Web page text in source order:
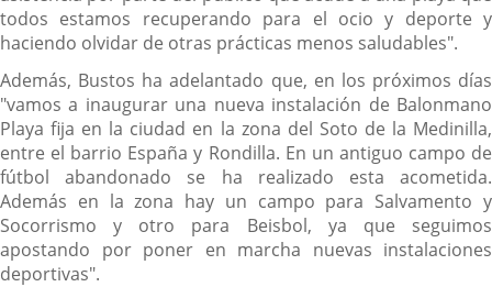
todos estamos recuperando para el ocio y deporte y
haciendo olvidar de otras prácticas menos saludables".
Además, Bustos ha adelantado que, en los próximos días
"vamos a inaugurar una nueva instalación de Balonmano
Playa fija en la ciudad en la zona del Soto de la Medinilla,
entre el barrio España y Rondilla. En un antiguo campo de
fútbol abandonado se ha realizado esta acometida.
Además en la zona hay un campo para Salvamento y
Socorrismo y otro para Beisbol, ya que seguimos
apostando por poner en marcha nuevas instalaciones
deportivas".